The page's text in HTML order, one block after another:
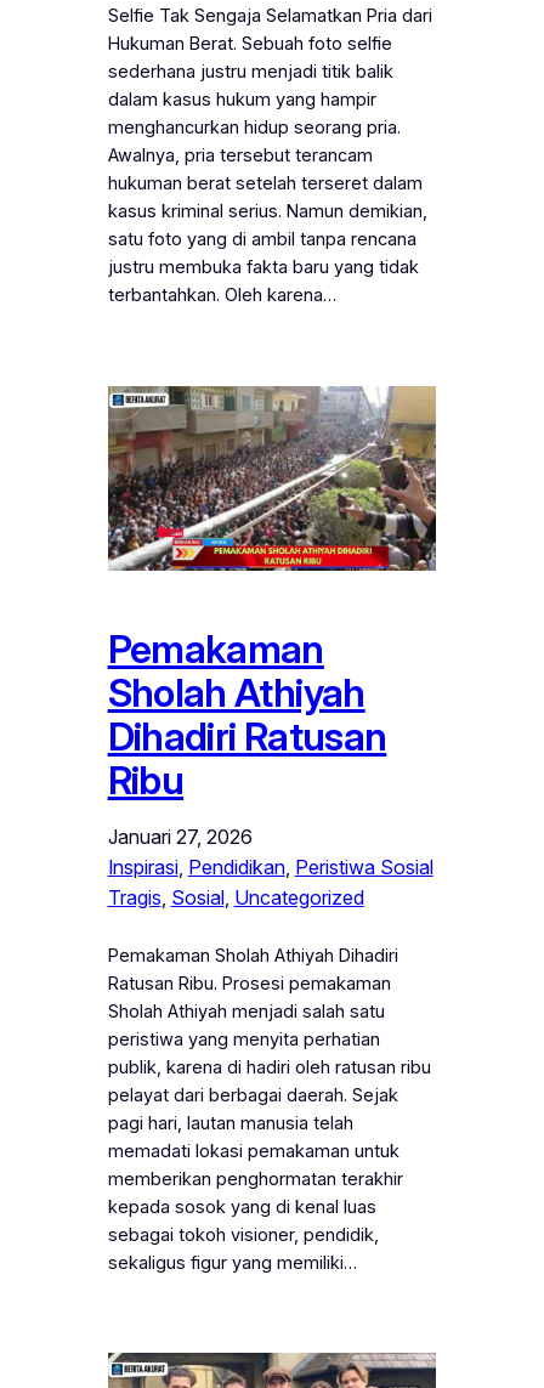
Selfie Tak Sengaja Selamatkan Pria dari
Hukuman Berat. Sebuah foto selfie
sederhana justru menjadi titik balik
dalam kasus hukum yang hampir
menghancurkan hidup seorang pria.
Awalnya, pria tersebut terancam
hukuman berat setelah terseret dalam
kasus kriminal serius. Namun demikian,
satu foto yang di ambil tanpa rencana
justru membuka fakta baru yang tidak
terbantahkan. Oleh karena…
Pemakaman
Sholah Athiyah
Dihadiri Ratusan
Ribu
Januari 27, 2026
Inspirasi, Pendidikan, Peristiwa Sosial
Tragis Sosial, Uncategorized
Pemakaman Sholah Athiyah Dihadiri
Ratusan Ribu. Prosesi pemakaman
Sholah Athiyah menjadi salah satu
peristiwa yang menyita perhatian
publik, karena di hadiri oleh ratusan ribu
pelayat dari berbagai daerah. Sejak
pagi hari, lautan manusia telah
memadati lokasi pemakaman untuk
memberikan penghormatan terakhir
kepada sosok yang di kenal luas
sebagai tokoh visioner, pendidik,
sekaligus figur yang memiliki…